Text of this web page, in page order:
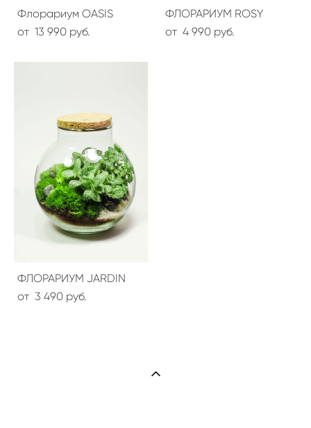
Флорариум OASIS
от 13 990 pуб.
ФЛОРАРИУМ ROSY
от 4 990 pуб.
ФЛОРАРИУМ JARDIN
от 3 490 pуб.